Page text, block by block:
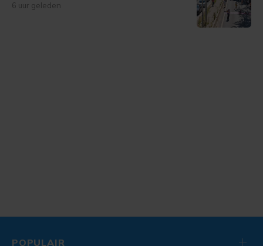
6 uur geleden
POPULAIR